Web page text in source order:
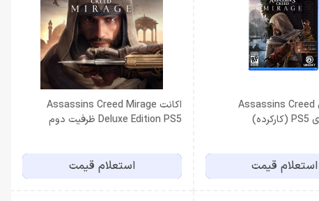
دیسک بازی Assassins Creed
استعلام قیمت
اكانت Assassins Creed Mirage
Deluxe Edition PS5 ظرفيت دوم
استعلام قیمت